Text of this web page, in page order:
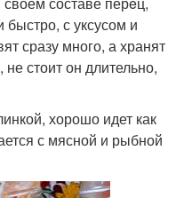
быстро, с уксусом и
сразу много, а хранят
стоит он длительно,
хорошо идет как
с мясной и рыбной